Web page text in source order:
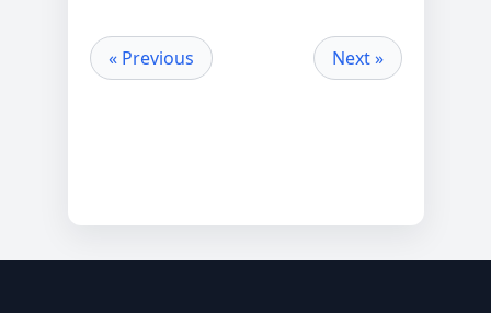
« Previous Next »